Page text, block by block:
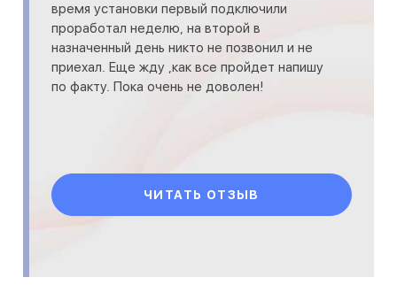
время установки первый подключили
проработал неделю, на второй в
назначенный день никто не позвонил и не
приехал. Еще жду ,как все пройдет напишу
по факту. Пока очень не доволен!
ЧИТАТЬ ОТЗЫВ